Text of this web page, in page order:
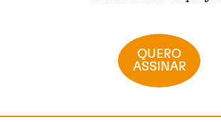
QUERO
ASSINAR